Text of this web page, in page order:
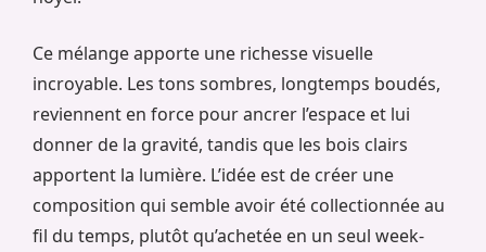
Ce mélange apporte une richesse visuelle
incroyable. Les tons sombres, longtemps boudés,
reviennent en force pour ancrer l’espace et lui
donner de la gravité, tandis que les bois clairs
apportent la lumière. L’idée est de créer une
composition qui semble avoir été collectionnée au
fil du temps, plutôt qu’achetée en un seul week-